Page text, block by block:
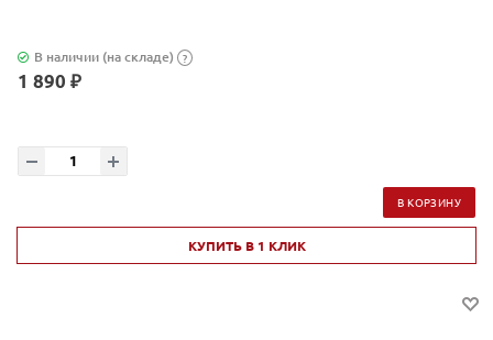
В наличии (на складе) ?
1 890 ₽
В КОРЗИНУ
КУПИТЬ В 1 КЛИК